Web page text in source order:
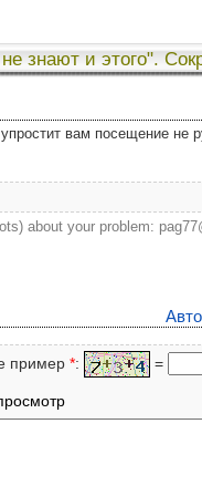
знают и этого".
вам посещение не
about your problem:
пример *: =